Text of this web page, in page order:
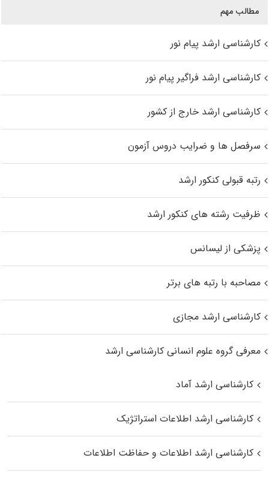
مطالب مهم
کارشناسی ارشد پیام نور
کارشناسی ارشد فراگیر پیام نور
کارشناسی ارشد خارج از کشور
سرفصل ها و ضرایب دروس آزمون
رتبه قبولی کنکور ارشد
ظرفیت رشته های کنکور ارشد
پزشکی از لیسانس
مصاحبه با رتبه های برتر
کارشناسی ارشد مجازی
معرفی گروه علوم انسانی کارشناسی ارشد
کارشناسی ارشد آماد
کارشناسی ارشد اطلاعات استراتژیک
کارشناسی ارشد اطلاعات و حفاظت اطلاعات